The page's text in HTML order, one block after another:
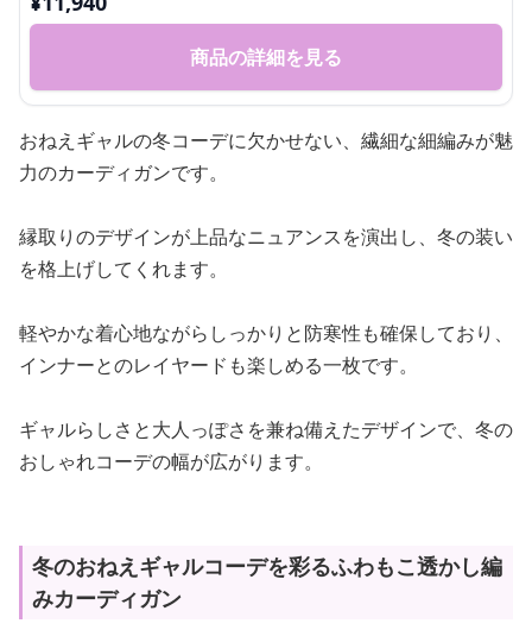
商品の詳細を見る
おねえギャルの冬コーデに欠かせない、繊細な細編みが魅
力のカーディガンです。
縁取りのデザインが上品なニュアンスを演出し、冬の装い
を格上げしてくれます。
軽やかな着心地ながらしっかりと防寒性も確保しており、
インナーとのレイヤードも楽しめる一枚です。
ギャルらしさと大人っぽさを兼ね備えたデザインで、冬の
おしゃれコーデの幅が広がります。
冬のおねえギャルコーデを彩るふわもこ透かし編
みカーディガン